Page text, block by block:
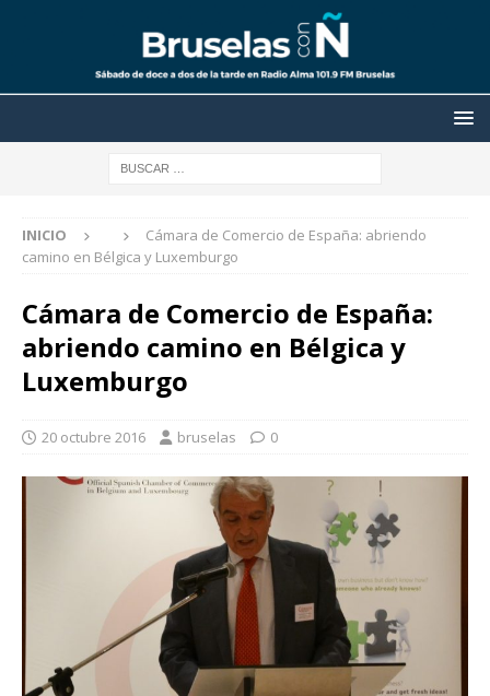
INICIO
Cámara de Comercio de España: abriendo
camino en Bélgica y Luxemburgo
Cámara de Comercio de España:
abriendo camino en Bélgica y
Luxemburgo
20 octubre 2016 bruselas 0